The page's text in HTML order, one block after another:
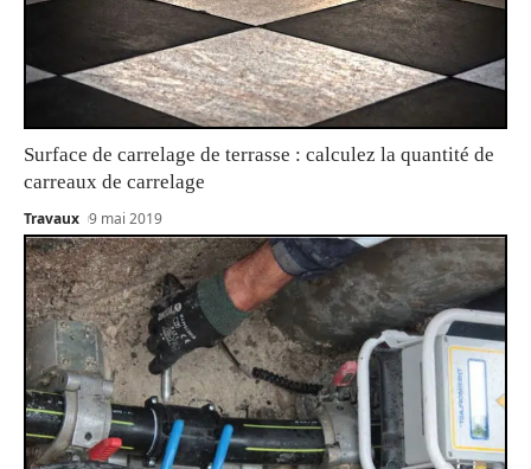
Surface de carrelage de terrasse : calculez la quantité de
carreaux de carrelage
Travaux 9 mai 2019